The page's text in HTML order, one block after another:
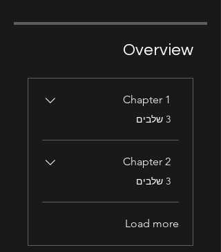
Overview
Chapter 1
.3 שלבים
Chapter 2
.3 שלבים
Load more